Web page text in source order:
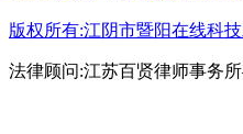
版权所有:江阴市暨阳在线科
法律顾问:江苏百贤律师事务